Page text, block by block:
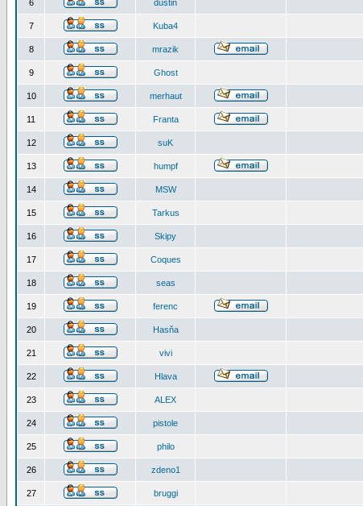
6 dustin
7 Kuba4
8 mrazik
9 Ghost
10 merhaut
11 Franta
12 suK
13 humpf
14 MSW
15 Tarkus
16 Skipy
17 Coques
18 seas
19 ferenc
20 Hasňa
21 vivi
22 Hlava
23 ALEX
24 pistole
25 philo
26 zdeno1
27 bruggi